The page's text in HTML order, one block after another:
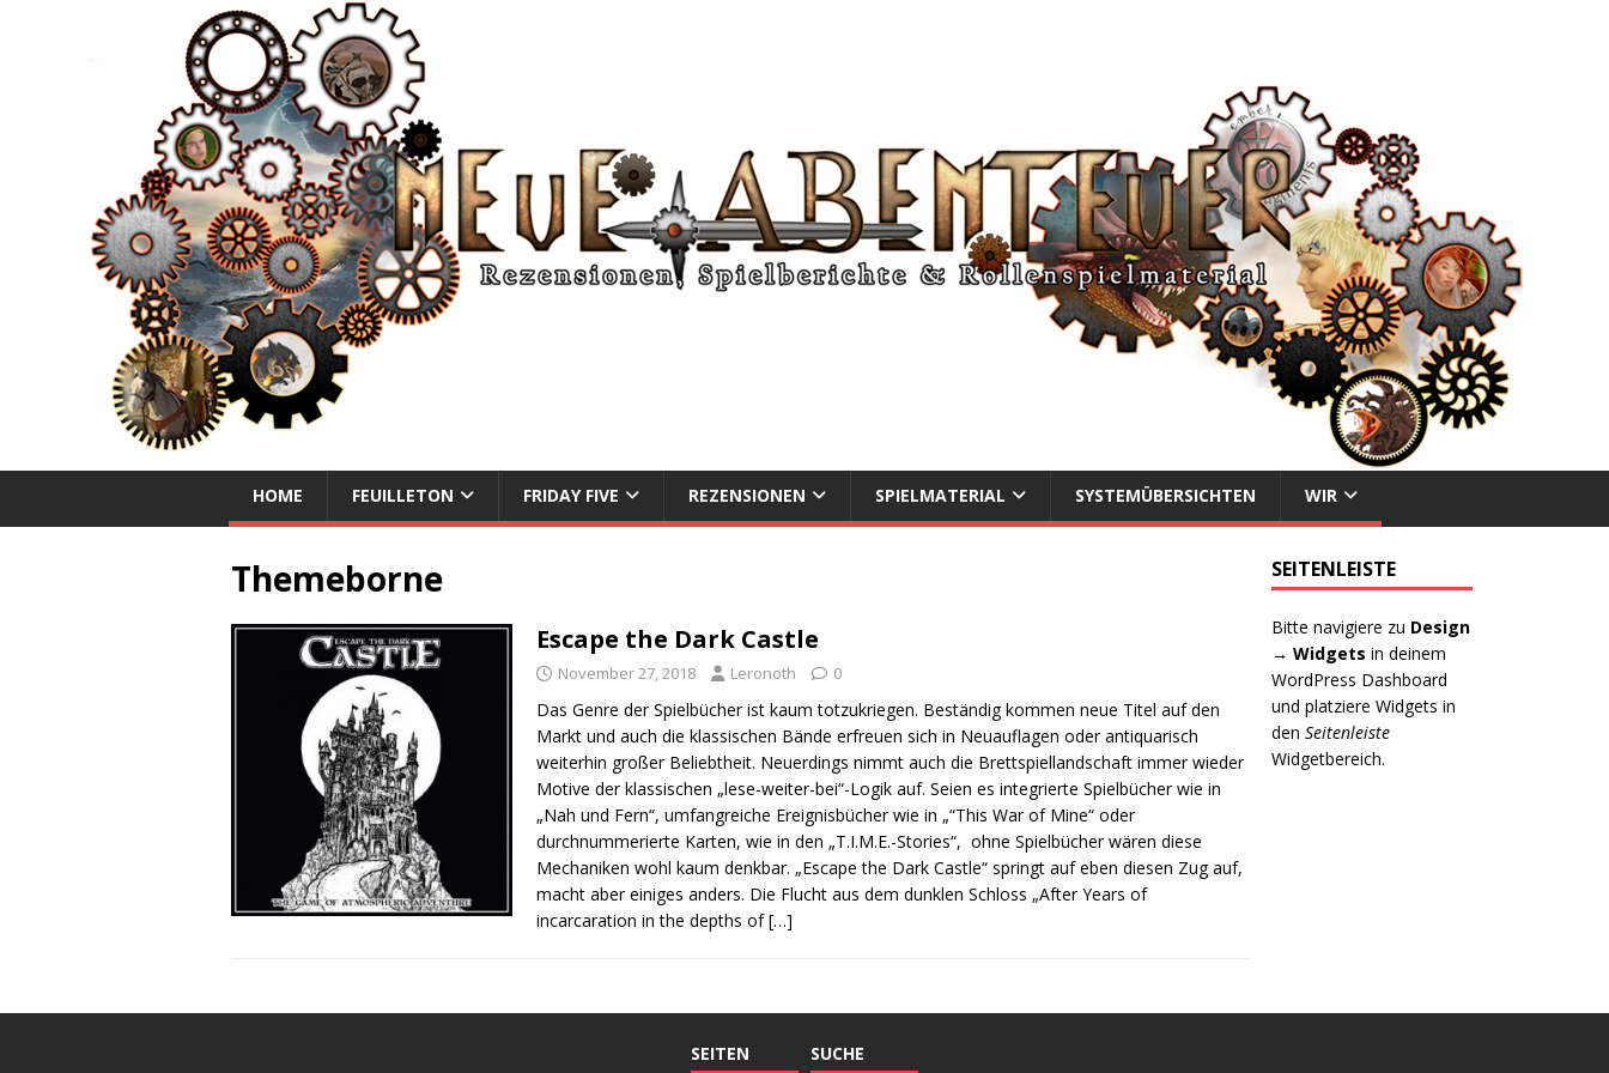
NEUE ABENTEUER
HOME FEUILLETON FRIDAY FIVE REZENSIONEN SPIELMATERIAL SYSTEMÜBERSICHTEN WIR
Themeborne
Escape the Dark Castle
November 27, 2018 Leronoth 0
Das Genre der Spielbücher ist kaum totzukriegen. Beständig kommen neue Titel auf den
Markt und auch die klassischen Bände erfreuen sich in Neuauflagen oder antiquarisch
weiterhin großer Beliebtheit. Neuerdings nimmt auch die Brettspiellandschaft immer wieder
Motive der klassischen „lese-weiter-bei“-Logik auf. Seien es integrierte Spielbücher wie in
„Nah und Fern“, umfangreiche Ereignisbücher wie in „“This War of Mine“ oder
durchnummerierte Karten, wie in den „T.I.M.E.-Stories“, ohne Spielbücher wären diese
Mechaniken wohl kaum denkbar. „Escape the Dark Castle“ springt auf eben diesen Zug auf,
macht aber einiges anders. Die Flucht aus dem dunklen Schloss „After Years of
incarcaration in the depths of[…]
SEITENLEISTE
Bitte navigiere zu Design
→ Widgets in deinem
WordPress Dashboard
und platziere Widgets in
denSeitenleiste
Widgetbereich.
SEITEN SUCHE